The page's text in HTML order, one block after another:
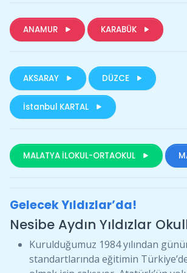
ANAMUR KARABÜK
AKSARAY DÜZCE
İstanbul KARTAL
MALATYA İLOKUL-ORTAOKUL
Gelecek Yıldızlar’da!
Nesibe Aydın Yıldızlar
Kurulduğumuz 1984 yılından
standartlarında eğitimin